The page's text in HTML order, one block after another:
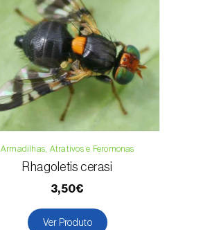
Armadilhas, Atrativos e Feromonas
Rhagoletis cerasi
3,50€
Ver Produto